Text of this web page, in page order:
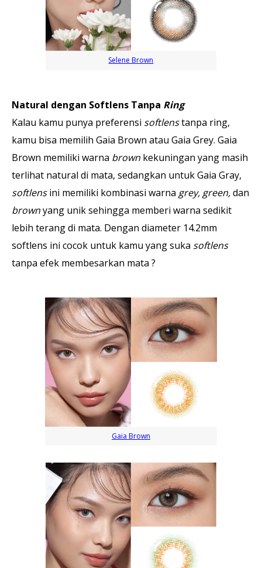
Selene Brown
Natural dengan Softlens Tanpa Ring
Kalau kamu punya preferensi softlenstanpa ring,
kamu bisa memilih Gaia Brown atau Gaia Grey. Gaia
Brown memiliki warna brown kekuningan yang masih
terlihat natural di mata, sedangkan untuk Gaia Gray,
softlensini memiliki kombinasi warna grey, green,dan
brownyang unik sehingga memberi warna sedikit
lebih terang di mata. Dengan diameter 14.2mm
softlens ini cocok untuk kamu yang suka softlens
tanpa efek membesarkan mata ?
Gaia Brown